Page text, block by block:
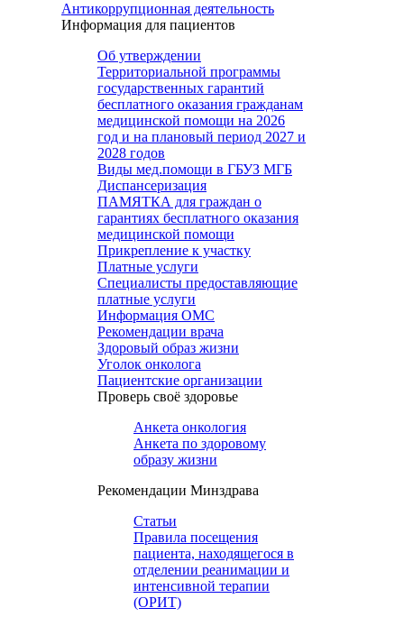
Антикоррупционная деятельность
Информация для пациентов
Об утверждении
Территориальной программы
государственных гарантий
бесплатного оказания гражданам
медицинской помощи на 2026
год и на плановый период 2027 и
2028 годов
Виды мед.помощи в ГБУЗ МГБ
Диспансеризация
ПАМЯТКА для граждан о
гарантиях бесплатного оказания
медицинской помощи
Прикрепление к участку
Платные услуги
Специалисты предоставляющие
платные услуги
Информация ОМС
Рекомендации врача
Здоровый образ жизни
Уголок онколога
Пациентские организации
Проверь своё здоровье
Анкета онкология
Анкета по здоровому
образу жизни
Рекомендации Минздрава
Статьи
Правила посещения
пациента, находящегося в
отделении реанимации и
интенсивной терапии
(ОРИТ)